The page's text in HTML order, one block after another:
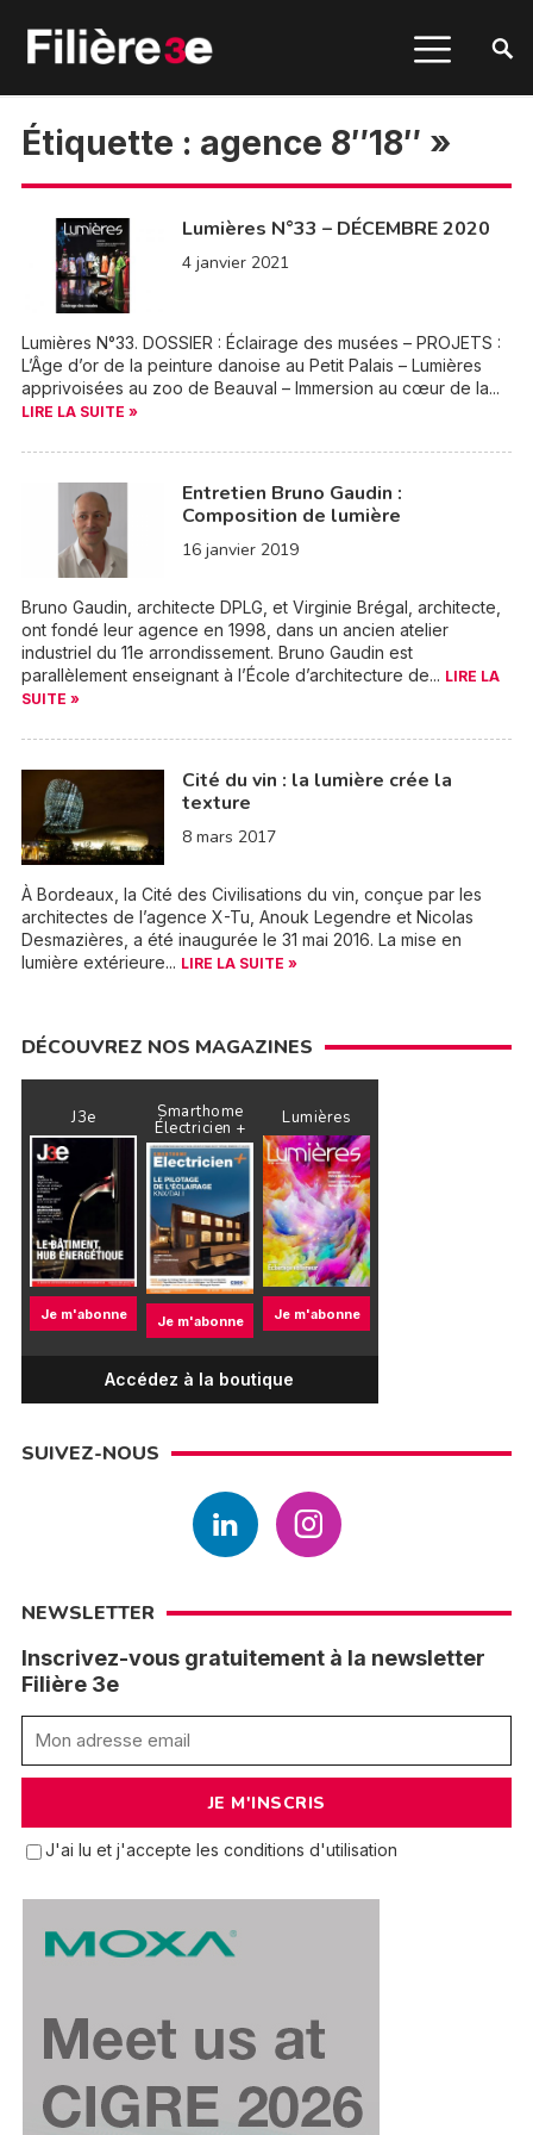
Étiquette : agence 8″18″ »
Lumières N°33 – DÉCEMBRE 2020
4 janvier 2021
Lumières N°33. DOSSIER : Éclairage des musées – PROJETS :
L’Âge d’or de la peinture danoise au Petit Palais – Lumières
apprivoisées au zoo de Beauval – Immersion au cœur de la...
LIRE LA SUITE »
Entretien Bruno Gaudin :
Composition de lumière
16 janvier 2019
Bruno Gaudin, architecte DPLG, et Virginie Brégal, architecte,
ont fondé leur agence en 1998, dans un ancien atelier
industriel du 11e arrondissement. Bruno Gaudin est
parallèlement enseignant à l’École d’architecture de... LIRE LA
SUITE »
Cité du vin : la lumière crée la
texture
8 mars 2017
À Bordeaux, la Cité des Civilisations du vin, conçue par les
architectes de l’agence X-Tu, Anouk Legendre et Nicolas
Desmazières, a été inaugurée le 31 mai 2016. La mise en
lumière extérieure... LIRE LA SUITE »
DÉCOUVREZ NOS MAGAZINES
J3e
Je m'abonne
Smarthome
Électricien +
Je m'abonne
Lumières
Je m'abonne
Accédez à la boutique
SUIVEZ-NOUS
NEWSLETTER
Inscrivez-vous gratuitement à la newsletter
Filière 3e
J'ai lu et j'accepte les conditions d'utilisation